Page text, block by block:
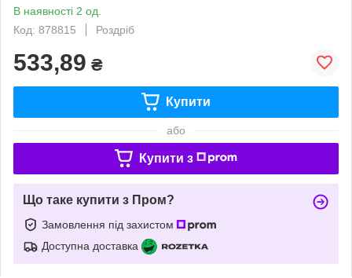
В наявності 2 од.
Код: 878815
Роздріб
533,89 ₴
Купити
або
Купити з
Що таке купити з Пром?
Замовлення під захистом
Доступна доставка